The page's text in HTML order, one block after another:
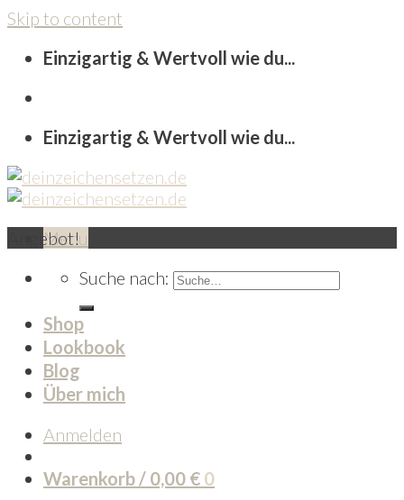
Skip to content
Einzigartig & Wertvoll wie du...
Einzigartig & Wertvoll wie du...
Menu
Suche nach:
Shop
Lookbook
Blog
Über mich
Anmelden
Warenkorb / 0,00 € 0
Angebot!